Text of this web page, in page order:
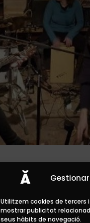
Utilitzem cookies de tercers
mostrar publicitat
seus hàbits de navegació.